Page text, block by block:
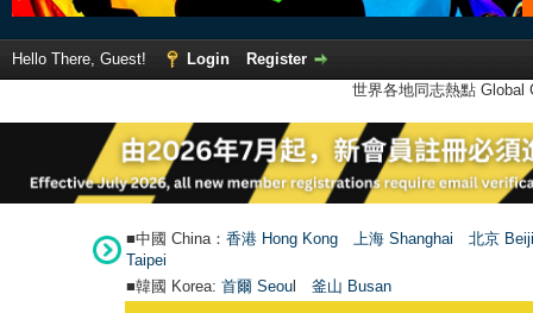
Hello There, Guest! Login
Register
世界各地同志熱點
■中國 China： 香港 Hong Kong 上海 Shanghai
北京
Taipei
■韓國 Korea: 首爾 Seoul 釜山 Busan